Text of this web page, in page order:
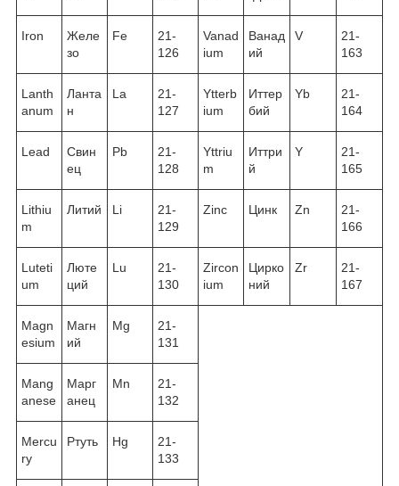
Iron
Желе
зо
Fe
21-
126
Vanad
ium
Ванад
ий
V
21-
163
Lanth
anum
Ланта
н
La
21-
127
Ytterb
ium
Иттер
бий
Yb
21-
164
Lead
Свин
ец
Pb
21-
128
Yttriu
m
Иттри
й
Y
21-
165
Lithiu
m
Литий Li
21-
129
Zinc Цинк Zn
21-
166
Luteti
um
Люте
ций
Lu
21-
130
Zircon
ium
Цирко
ний
Zr
21-
167
Magn
esium
Магн
ий
Mg
21-
131
Mang
anese
Марг
анец
Mn
21-
132
Mercu
ry
Ртуть Hg
21-
133